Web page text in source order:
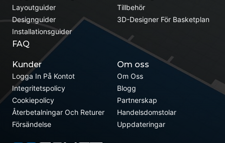
Tillbehör
3D-Designer För Basketplan
Layoutguider
Designguider
Installationsguider
FAQ
Kunder
Logga In På Kontot
Integritetspolicy
Cookiepolicy
Återbetalningar Och Returer
Försändelse
Om oss
Om Oss
Blogg
Partnerskap
Handelsdomstolar
Uppdateringar